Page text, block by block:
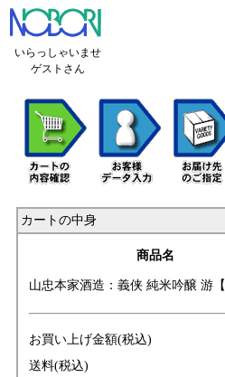
いらっしゃいませ
ゲストさん
カートの中身
商品名
山忠本家酒造：義侠 純米吟醸 游【
お買い上げ金額(税込)
送料(税込)